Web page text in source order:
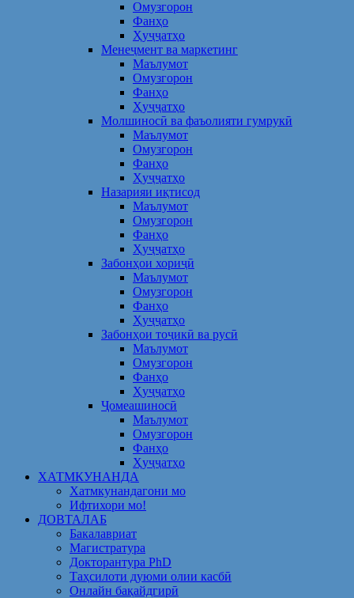
Омузгорон
Фанҳо
Ҳуҷҷатҳо
Менеҷмент ва маркетинг
Маълумот
Омузгорон
Фанҳо
Ҳуҷҷатҳо
Молшиносӣ ва фаъолияти гумрукӣ
Маълумот
Омузгорон
Фанҳо
Ҳуҷҷатҳо
Назарияи иқтисод
Маълумот
Омузгорон
Фанҳо
Ҳуҷҷатҳо
Забонҳои хориҷӣ
Маълумот
Омузгорон
Фанҳо
Ҳуҷҷатҳо
Забонҳои тоҷикӣ ва русӣ
Маълумот
Омузгорон
Фанҳо
Ҳуҷҷатҳо
Ҷомеашиносӣ
Маълумот
Омузгорон
Фанҳо
Ҳуҷҷатҳо
ХАТМКУНАНДА
Хатмкунандагони мо
Ифтихори мо!
ДОВТАЛАБ
Бакалавриат
Магистратура
Докторантура PhD
Таҳсилоти дуюми олии касбӣ
Онлайн бақайдгирӣ